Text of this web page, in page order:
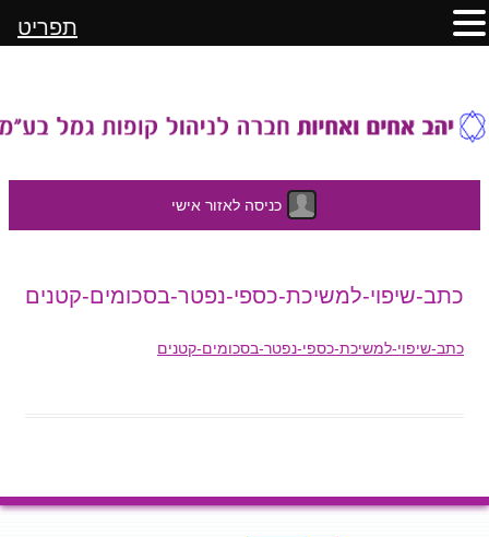
כניסה לאזור אישי
לתוכן
כתב-שיפוי-למשיכת-כספי-נפטר-בסכומים-קטנים
כתב-שיפוי-למשיכת-כספי-נפטר-בסכומים-קטנים
תפריט